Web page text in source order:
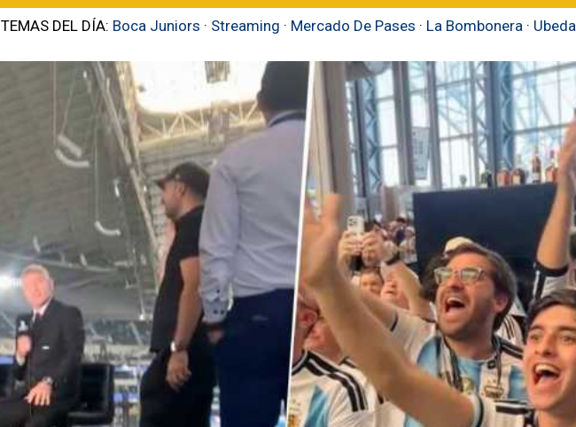
TEMAS DEL DÍA: Boca Juniors · Streaming · Mercado De Pases · La Bombonera · Ubeda